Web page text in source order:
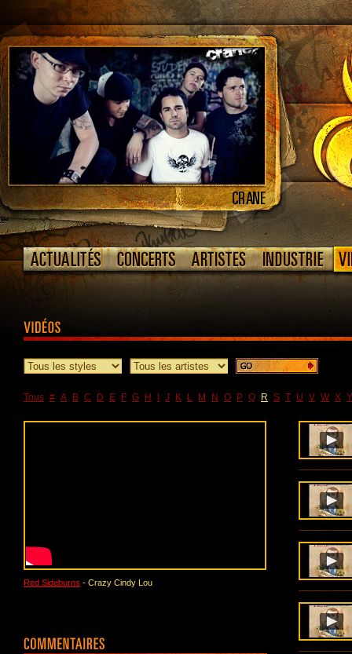
Tous # A B C D E F G H J K L M N O P Q R S T U V W X Y
Red Sideburns - Crazy Cindy Lou